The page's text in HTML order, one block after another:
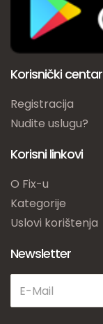
Korisnički centar
Registracija
Nudite uslugu?
Korisni linkovi
O Fix-u
Kategorije
Uslovi korištenja
Newsletter